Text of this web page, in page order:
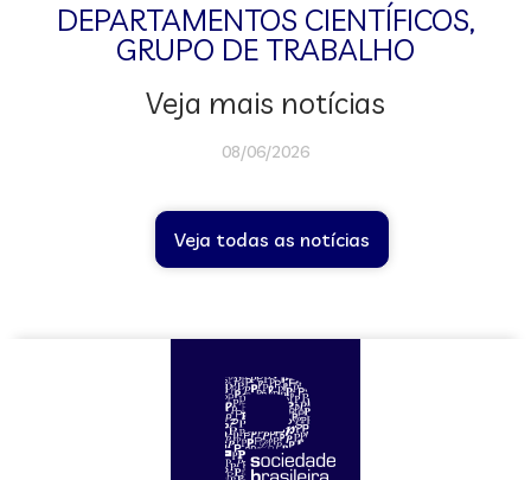
DEPARTAMENTOS CIENTÍFICOS,
GRUPO DE TRABALHO
Veja mais notícias
08/06/2026
Veja todas as notícias